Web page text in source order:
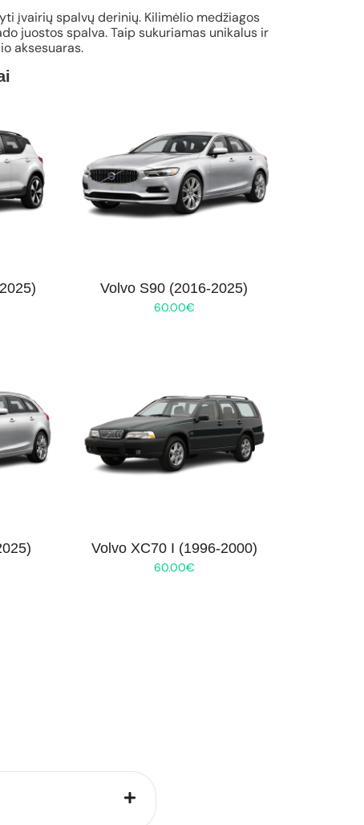
įvairių spalvų derinių. Kilimėlio medžiagos
juostos spalva. Taip sukuriamas unikalus ir
aksesuaras.
Volvo S90 (2016-2025)
60.00€
Volvo XC70 I (1996-2000)
60.00€